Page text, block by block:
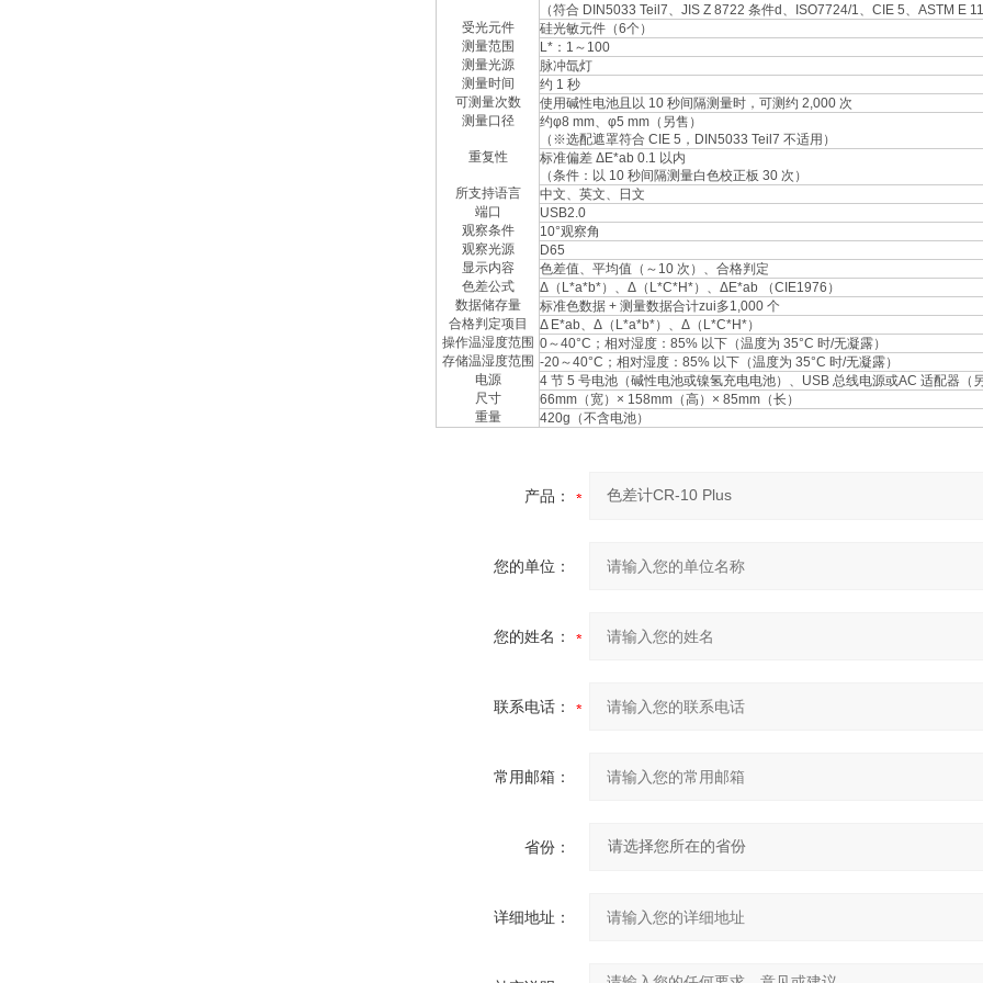
（符合 DIN5033 Teil7、JIS Z 8722 条件d、ISO7724/1、CIE 5、ASTM E
受光元件
硅光敏元件（6个）
测量范围
L*：1～100
测量光源
脉冲氙灯
测量时间
约 1 秒
可测量次数
使用碱性电池且以 10 秒间隔测量时，可测约 2,000 次
测量口径
约φ8 mm、φ5 mm（另售）
（※选配遮罩符合 CIE 5，DIN5033 Teil7 不适用）
重复性
标准偏差 ΔE*ab 0.1 以内
（条件：以 10 秒间隔测量白色校正板 30 次）
所支持语言
中文、英文、日文
端口
USB2.0
观察条件
10°观察角
观察光源
D65
显示内容
色差值、平均值（～10 次）、合格判定
色差公式
Δ（L*a*b*）、Δ（L*C*H*）、ΔE*ab （CIE1976）
数据储存量
标准色数据 + 测量数据合计zui多1,000 个
合格判定项目
Δ E*ab、Δ（L*a*b*）、Δ（L*C*H*）
操作温湿度范围 0～40°C；相对湿度：85% 以下（温度为 35°C 时/无凝露）
存储温湿度范围 -20～40°C；相对湿度：85% 以下（温度为 35°C 时/无凝露）
电源
4 节 5 号电池（碱性电池或镍氢充电电池）、USB 总线电源或AC 适配器（另
尺寸
66mm（宽）× 158mm（高）× 85mm（长）
重量
420g（不含电池）
产品：
您的单位：
您的姓名：
联系电话：
常用邮箱：
省份：
详细地址：